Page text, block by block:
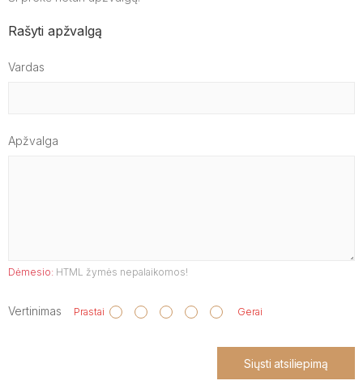
Rašyti apžvalgą
Vardas
Apžvalga
Dėmesio: HTML žymės nepalaikomos!
Vertinimas Prastai Gerai
Siųsti atsiliepimą